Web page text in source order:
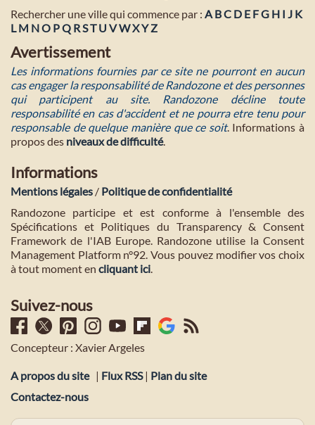
Rechercher une ville qui commence par : A BC D E FG H I J K
L M NO PQ R ST U VWXY Z
Avertissement
Les informations fournies par ce site ne pourront en aucun
cas engager la responsabilité de Randozone et des personnes
qui participent au site. Randozone décline toute
responsabilité en cas d'accident et ne pourra etre tenu pour
responsable de quelque manière que ce soit. Informations à
propos des niveaux de difficulté.
Informations
Mentions légales / Politique de confidentialité
Randozone participe et est conforme à l'ensemble des
Spécifications et Politiques du Transparency & Consent
Framework de l'IAB Europe. Randozone utilise la Consent
Management Platform n°92. Vous pouvez modifier vos choix
à tout moment en cliquant ici
Suivez-nous
Concepteur : Xavier Argeles
A propos du site | Flux RSS| Plan du site
Contactez-nous